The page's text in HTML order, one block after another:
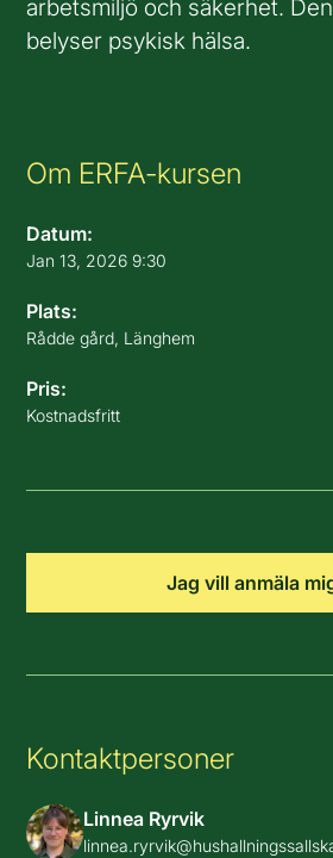
Om ERFA-kursen
Datum:
Jan 13, 2026 9:30
Plats:
Rådde gård, Länghem
Pris:
Kostnadsfritt
Jag vill anmäla
Kontaktpersoner
Linnea Ryrvik
arbetsmiljö och säkerhet.
belyser psykisk hälsa.